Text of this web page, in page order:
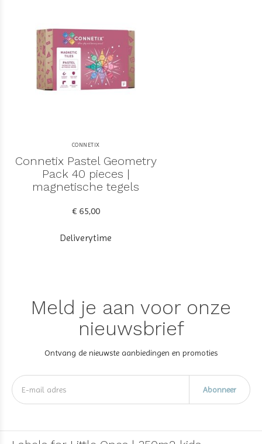
CONNETIX
Connetix Pastel Geometry
Pack 40 pieces |
magnetische tegels
€ 65,00
Deliverytime
Meld je aan voor onze
nieuwsbrief
Ontvang de nieuwste aanbiedingen en promoties
Abonneer